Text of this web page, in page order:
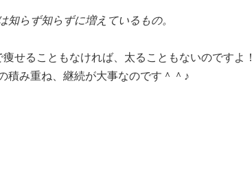
知らず知らずに増えているもの。
痩せることもなければ、太ることもないのですよ！
積み重ね、継続が大事なのです＾＾♪